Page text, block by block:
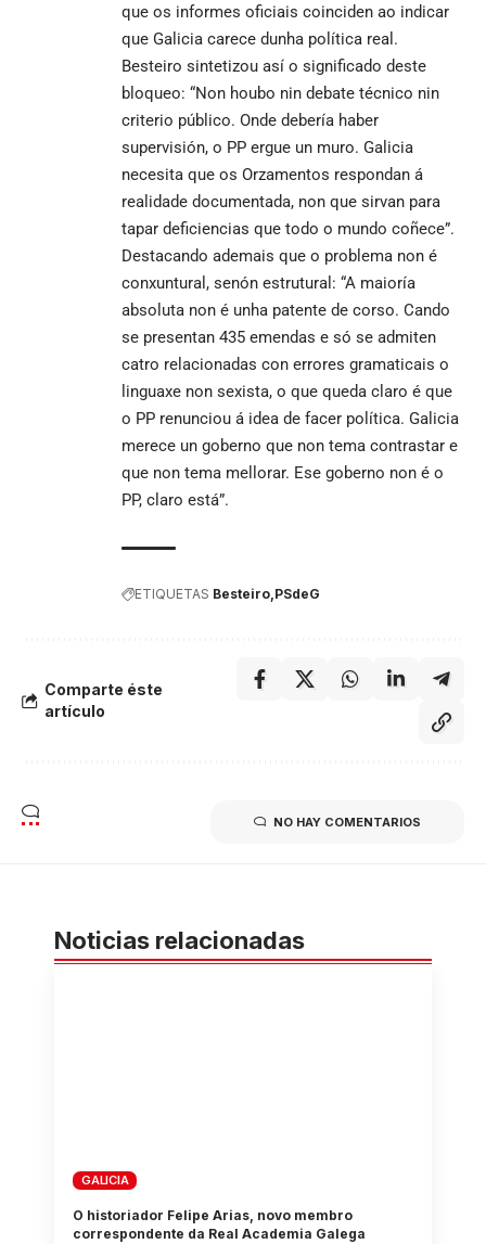
que os informes oficiais coinciden ao indicar
que Galicia carece dunha política real.
Besteiro sintetizou así o significado deste
bloqueo: “Non houbo nin debate técnico nin
criterio público. Onde debería haber
supervisión, o PP ergue un muro. Galicia
necesita que os Orzamentos respondan á
realidade documentada, non que sirvan para
tapar deficiencias que todo o mundo coñece”.
Destacando ademais que o problema non é
conxuntural, senón estrutural: “A maioría
absoluta non é unha patente de corso. Cando
se presentan 435 emendas e só se admiten
catro relacionadas con errores gramaticais o
linguaxe non sexista, o que queda claro é que
o PP renunciou á idea de facer política. Galicia
merece un goberno que non tema contrastar e
que non tema mellorar. Ese goberno non é o
PP, claro está”.
ETIQUETAS Besteiro PSdeG
Comparte éste
artículo
NO HAY COMENTARIOS
Noticias relacionadas
GALICIA
O historiador Felipe Arias, novo membro
correspondente da Real Academia Galega